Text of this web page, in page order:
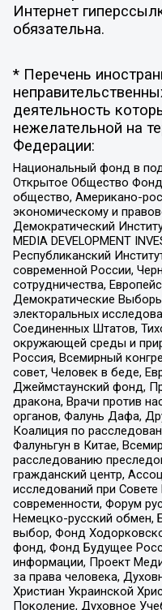
Интернет
обязательна.
* Перечень
деятельность
нежелательной на
Федерации:
Национальный фонд в
Открытое Общество
общество, Американо-
экономическому и
Демократический
MEDIA DEVELOPMENT
Республиканский
современной России,
сотрудничества,
Демократические
электоральных
Соединенных Штатов,
окружающей среды и
Россия, Всемирный
совет, Человек в беде,
Джеймстаунский фонд,
дракона, Врачи против
органов, Фалунь Дафа,
Коалиция по
Фалуньгун в Китае,
расследованию
гражданский центр,
исследований при
современности, Форум
Немецко-русский обмен,
выбор, Фонд
фонд, Фонд Будущее
информации, Проект
за права человека,
Христиан Украинской
Поколение, Духовное